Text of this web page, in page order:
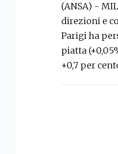
(ANSA) -
direzioni e
Parigi ha
piatta
+0,7 per